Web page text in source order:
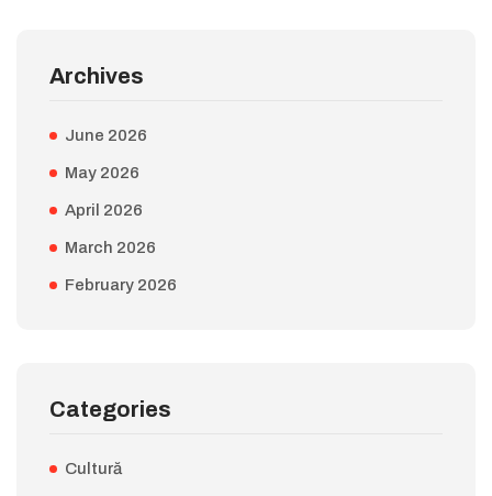
Archives
June 2026
May 2026
April 2026
March 2026
February 2026
Categories
Cultură